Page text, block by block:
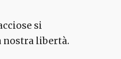
si
nostra libertà.